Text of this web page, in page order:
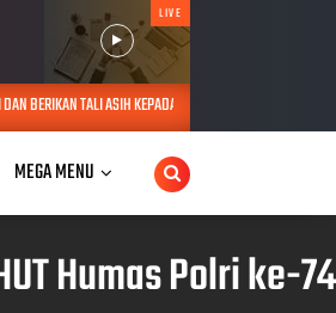
LIVE
SEBATANG KARA DI JATINANGOR
MEGA MENU
Humas Polri ke-74